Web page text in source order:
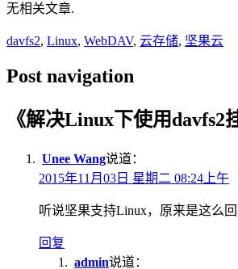
无相关文章.
davfs2, Linux, WebDAV, 云存储, 坚果云
Post navigation
《解决Linux下使用davfs2
Unee Wang说道：
2015年11月03日 星期二 08:24上午
听说坚果支持Linux，原来是这么
回复
admin说道：